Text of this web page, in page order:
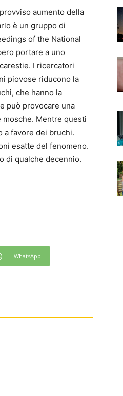
aumento della
è un gruppo di
of the National
portare a uno
I ricercatori
piovose riducono la
che hanno la
può provocare una
Mentre questi
a favore dei bruchi.
esatte del fenomeno.
di qualche decennio.
WhatsApp